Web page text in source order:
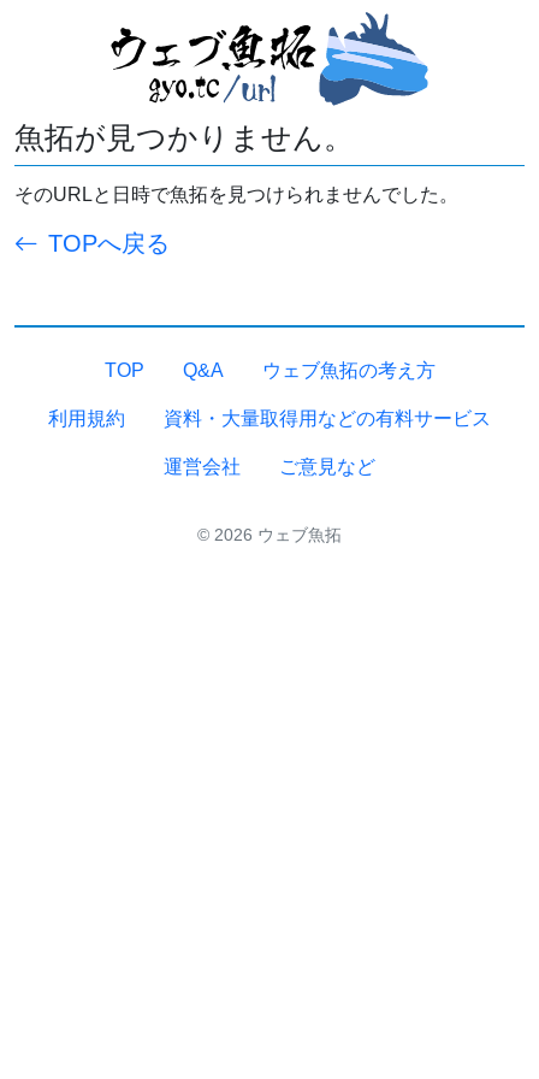
魚拓が見つかりません。
そのURLと日時で魚拓を見つけられませんでした。
TOPへ戻る
TOP Q&A ウェブ魚拓の考え方
利用規約 資料・大量取得用などの有料サービス
運営会社 ご意見など
© 2026 ウェブ魚拓